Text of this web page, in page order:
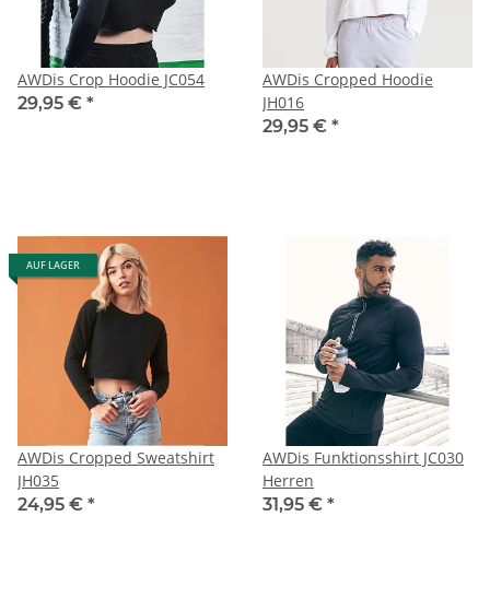
AWDis Crop Hoodie JC054
29,95 € *
AWDis Cropped Hoodie
JH016
29,95 € *
AUF LAGER
AWDis Cropped Sweatshirt
JH035
24,95 € *
AWDis Funktionsshirt JC030
Herren
31,95 € *